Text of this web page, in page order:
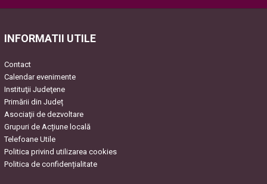
INFORMATII UTILE
Contact
Calendar evenimente
Instituţii Judeţene
Primării din Județ
Asociaţii de dezvoltare
Grupuri de Acțiune locală
Telefoane Utile
Politica privind utilizarea cookies
Politica de confidențialitate